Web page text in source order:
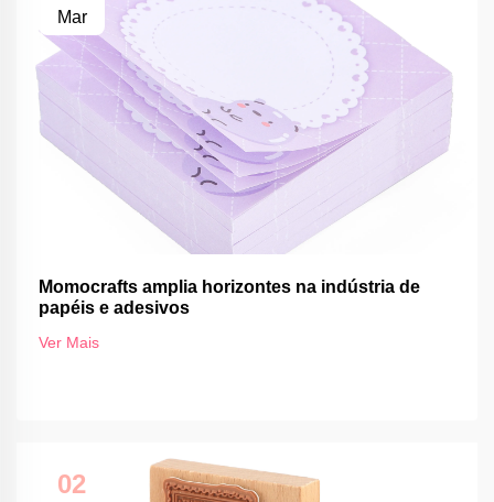
Mar
Momocrafts amplia horizontes na indústria de
papéis e adesivos
Ver Mais
02